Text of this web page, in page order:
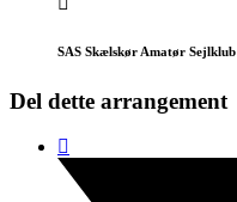
SAS Skælskør Amatør Sejlklub
Del dette arrangement